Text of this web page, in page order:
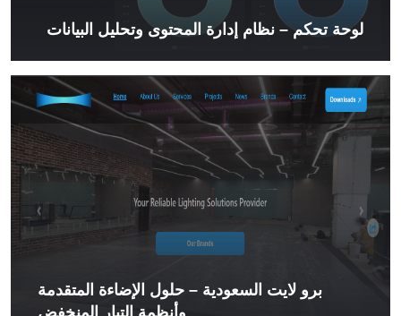
لوحة تحكم – نظام إدارة المحتوى وتحليل البيانات
برو لايت السعودية – حلول الإضاءة المتقدمة
وأنظمة التيار المنخفض